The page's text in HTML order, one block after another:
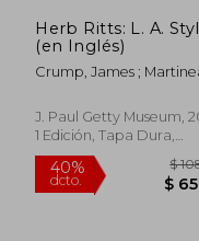
Herb Ritts: L. A.
(en Inglés)
Crump, James ;
J. Paul Getty Museum,
1 Edición, Tapa Dura,
Nuevo